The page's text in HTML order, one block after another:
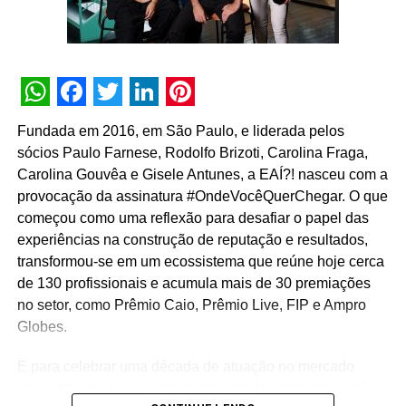
medidas para ajudar comunidades em tempos de crise.
projetos das marcas e proprietários, fazendo com que
todo o público sinta no coração essa intensidade de
maneira verdadeira e natural”, enfatiza o diretor geral da
agência.
A dedicação e o engajamento em causas sociais estão
no histórico do seu fundador, desde a adolescência. Em
2020, ele tornou-se voz para a classe de produtores do
mercado Live Marketing, com a idealização de um dos
primeiros movimentos do mercado de Eventos e
Entretenimento, pelo retorno do setor e a união das áreas.
WhatsApp
Facebook
Twitter
LinkedIn
Pinterest
Fundada em 2016, em São Paulo, e liderada pelos
sócios Paulo Farnese, Rodolfo Brizoti, Carolina Fraga,
Carolina Gouvêa e Gisele Antunes, a EAÍ?! nasceu com a
provocação da assinatura #OndeVocêQuerChegar. O que
começou como uma reflexão para desafiar o papel das
experiências na construção de reputação e resultados,
transformou-se em um ecossistema que reúne hoje cerca
de 130 profissionais e acumula mais de 30 premiações
no setor, como Prêmio Caio, Prêmio Live, FIP e Ampro
Globes.